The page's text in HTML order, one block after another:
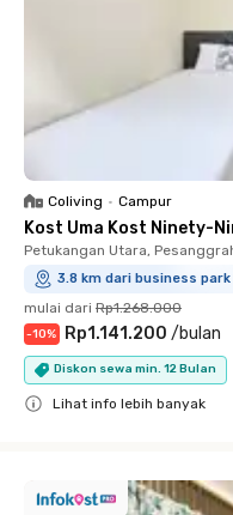
Coliving • Campur
Kost Uma Kost Ninety-
Petukangan Utara,
3.8 km dari business
mulai dari Rp1.268.000
-10% Rp1.141.200 /bulan
Diskon sewa min. 12 Bulan
Lihat info lebih banyak